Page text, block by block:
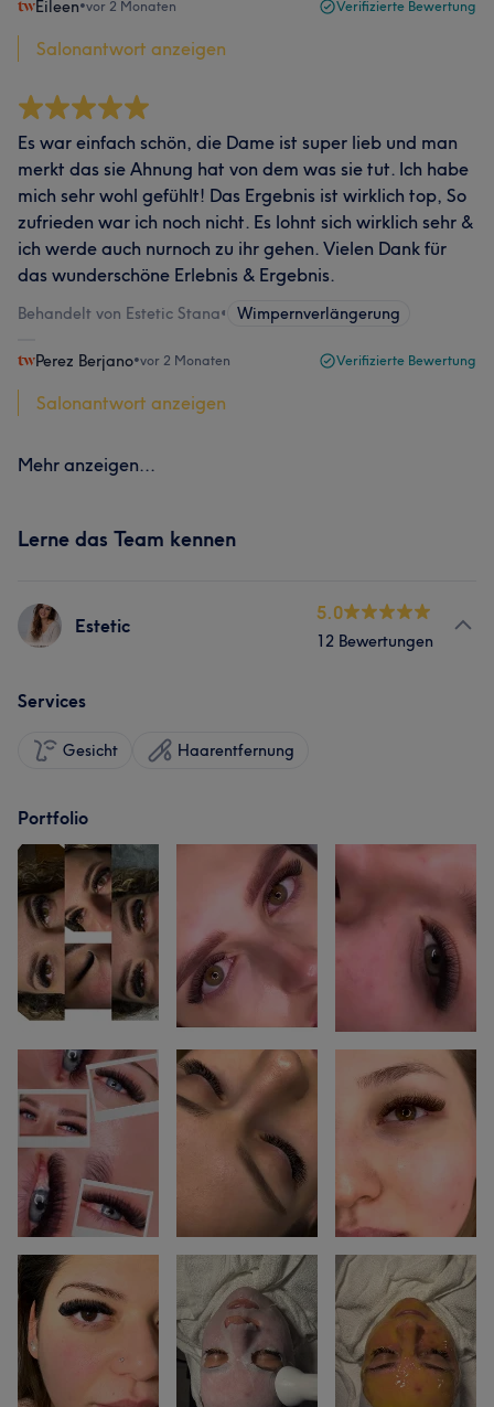
Eileen•vor 2 Monaten Verifizierte Bewertung
Salonantwort anzeigen
Es war einfach schön, die Dame ist super lieb und man
merkt das sie Ahnung hat von dem was sie tut. Ich habe
mich sehr wohl gefühlt! Das Ergebnis ist wirklich top, So
zufrieden war ich noch nicht. Es lohnt sich wirklich sehr &
ich werde auch nurnoch zu ihr gehen. Vielen Dank für
das wunderschöne Erlebnis & Ergebnis.
Behandelt von Estetic Stana• Wimpernverlängerung
Perez Berjano•vor 2 Monaten Verifizierte Bewertung
Salonantwort anzeigen
Mehr anzeigen...
Lerne das Team kennen
Estetic
5.0
12 Bewertungen
Services
Gesicht Haarentfernung
Portfolio